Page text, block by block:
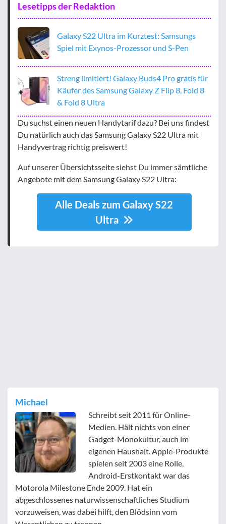
Lesetipps der Redaktion
Galaxy S22 Ultra im Kurztest: Samsungs
Spiel mit Exynos-Prozessor und S-Pen
Streng limitiert! Galaxy Buds4 Pro gratis für
Käufer des Samsung Galaxy Z Flip 8, Fold 8
& Fold 8 Ultra
Du suchst einen neuen Handytarif dazu? Bei uns findest
Du natürlich auch das Samsung Galaxy S22 Ultra mit
Handyvertrag richtig preiswert!
Auf unserer Übersichtsseite siehst Du immer sämtliche
Angebote mit dem Samsung Galaxy S22 Ultra:
Alle Deals zum Galaxy S22
Ultra
Michael
Schreibt seit 2011 für Online-
Medien. Hält nichts von einer
Gadget-Monokultur, auch im
eigenen Haushalt. Apple-Produkte
spielen seit 2003 eine Rolle,
Android-Erstkontakt war das
Motorola Milestone Ende 2009. Hat ein
abgeschlossenes naturwissenschaftliches Studium
vorzuweisen, was dabei hilft, den Blödsinn vom